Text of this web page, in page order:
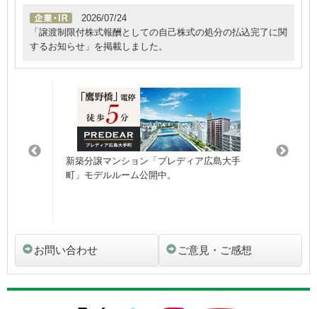
2026/07/24
「譲渡制限付株式報酬としての自己株式の処分の払込完了に関
するお知らせ」を掲載しました。
新築分譲マンション「プレディア広島大手
町」モデルルーム公開中。
お問い合わせ ご意見・ご感想